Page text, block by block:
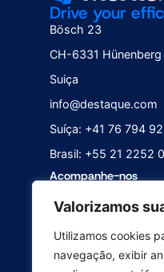
Valorizamos
Utilizamos cookies
navegação, exibir
Drive your
Bösch 23
CH-6331 Hünenberg
Suiça
info@destaque.com
Suíça: +41 76 794
Brasil: +55 21 2252
Acompanhe-nos